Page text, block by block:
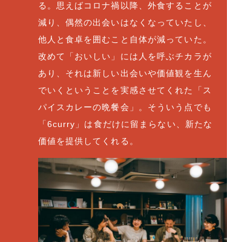
る。思えばコロナ禍以降、外食することが
減り、偶然の出会いはなくなっていたし、
他人と食卓を囲むこと自体が減っていた。
改めて「おいしい」には人を呼ぶチカラが
あり、それは新しい出会いや価値観を生ん
でいくということを実感させてくれた「ス
パイスカレーの晩餐会」。そういう点でも
「6curry」は食だけに留まらない、新たな
価値を提供してくれる。